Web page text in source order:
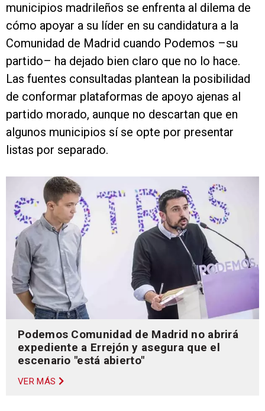
municipios madrileños se enfrenta al dilema de
cómo apoyar a su líder en su candidatura a la
Comunidad de Madrid cuando Podemos –su
partido– ha dejado bien claro que no lo hace.
Las fuentes consultadas plantean la posibilidad
de conformar plataformas de apoyo ajenas al
partido morado, aunque no descartan que en
algunos municipios sí se opte por presentar
listas por separado.
Podemos Comunidad de Madrid no abrirá
expediente a Errejón y asegura que el
escenario "está abierto"
VER MÁS